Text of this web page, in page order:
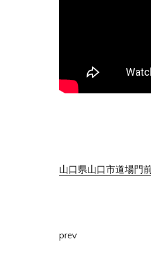
山口県山口市道場門
prev